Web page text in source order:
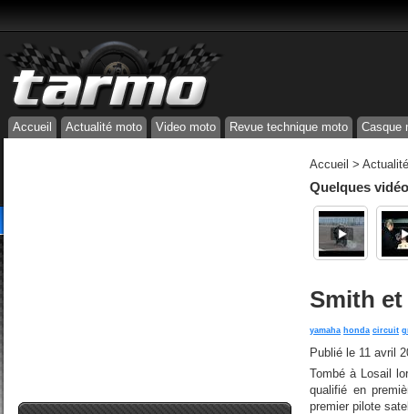
Accueil Actualité moto Video moto Revue technique moto Casque
Accueil >
Quelques
Smith et
yamaha honda circuit
Publié le 11 avril
Tombé à Losail
qualifié en
premier pilote